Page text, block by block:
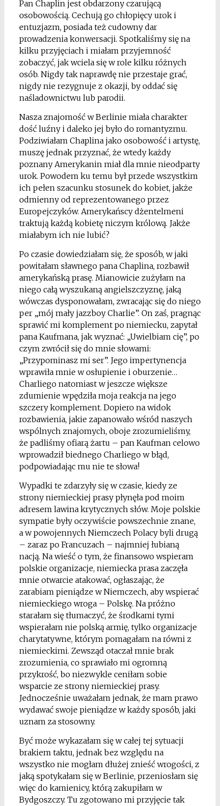
Pan Chaplin jest obdarzony czarującą
osobowością. Cechują go chłopięcy urok i
entuzjazm, posiada też cudowny dar
prowadzenia konwersacji. Spotkaliśmy się na
kilku przyjęciach i miałam przyjemność
zobaczyć, jak wciela się w role kilku różnych
osób. Nigdy tak naprawdę nie przestaje grać,
nigdy nie rezygnuje z okazji, by oddać się
naśladownictwu lub parodii.
Nasza znajomość w Berlinie miała charakter
dość luźny i daleko jej było do romantyzmu.
Podziwiałam Chaplina jako osobowość i artystę,
muszę jednak przyznać, że wtedy każdy
poznany Amerykanin miał dla mnie nieodparty
urok. Powodem ku temu był przede wszystkim
ich pełen szacunku stosunek do kobiet, jakże
odmienny od reprezentowanego przez
Europejczyków. Amerykańscy dżentelmeni
traktują każdą kobietę niczym królową. Jakże
miałabym ich nie lubić?
Po czasie dowiedziałam się, że sposób, w jaki
powitałam sławnego pana Chaplina, rozbawił
amerykańską prasę. Mianowicie zużyłam na
niego całą wyszukaną angielszczyznę, jaką
wówczas dysponowałam, zwracając się do niego
per „mój mały jazzboy Charlie”. On zaś, pragnąc
sprawić mi komplement po niemiecku, zapytał
pana Kaufmana, jak wyznać: „Uwielbiam cię”, po
czym zwrócił się do mnie słowami:
„Przypominasz mi ser”. Jego impertynencja
wprawiła mnie w osłupienie i oburzenie…
Charliego natomiast w jeszcze większe
zdumienie wpędziła moja reakcja na jego
szczery komplement. Dopiero na widok
rozbawienia, jakie zapanowało wśród naszych
wspólnych znajomych, oboje zrozumieliśmy,
że padliśmy ofiarą żartu – pan Kaufman celowo
wprowadził biednego Charliego w błąd,
podpowiadając mu nie te słowa!
Wypadki te zdarzyły się w czasie, kiedy ze
strony niemieckiej prasy płynęła pod moim
adresem lawina krytycznych słów. Moje polskie
sympatie były oczywiście powszechnie znane,
a w powojennych Niemczech Polacy byli drugą
– zaraz po Francuzach – najmniej łubianą
nacją. Na wieść o tym, że finansowo wspieram
polskie organizacje, niemiecka prasa zaczęła
mnie otwarcie atakować, ogłaszając, że
zarabiam pieniądze w Niemczech, aby wspierać
niemieckiego wroga – Polskę. Na próżno
starałam się tłumaczyć, że środkami tymi
wspierałam nie polską armię, tylko organizacje
charytatywne, którym pomagałam na równi z
niemieckimi. Zewsząd otaczał mnie brak
zrozumienia, co sprawiało mi ogromną
przykrość, bo niezwykle ceniłam sobie
wsparcie ze strony niemieckiej prasy.
Jednocześnie uważałam jednak, że mam prawo
wydawać swoje pieniądze w każdy sposób, jaki
uznam za stosowny.
Być może wykazałam się w całej tej sytuacji
brakiem taktu, jednak bez względu na
wszystko nie mogłam dłużej znieść wrogości, z
jaką spotykałam się w Berlinie, przeniosłam się
więc do kamienicy, którą zakupiłam w
Bydgoszczy. Tu zgotowano mi przyjęcie tak